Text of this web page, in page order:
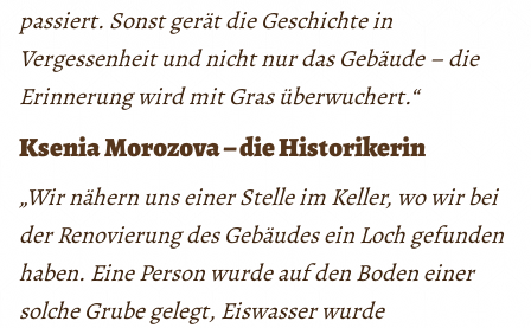
passiert. Sonst gerät die Geschichte in
Vergessenheit und nicht nur das Gebäude – die
Erinnerung wird mit Gras überwuchert.“
Ksenia Morozova – die Historikerin
„Wir nähern uns einer Stelle im Keller, wo wir bei
der Renovierung des Gebäudes ein Loch gefunden
haben. Eine Person wurde auf den Boden einer
solche Grube gelegt, Eiswasser wurde